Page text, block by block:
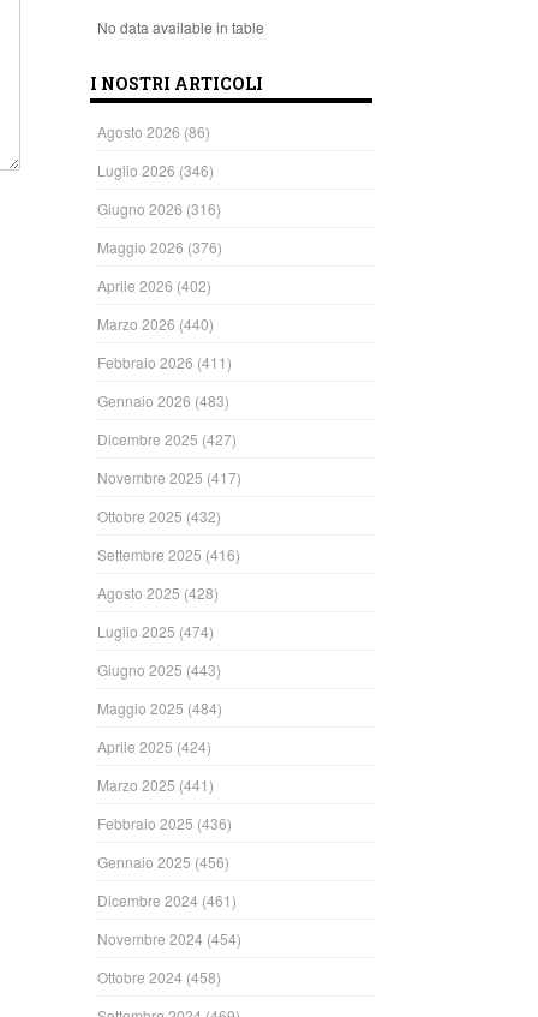
No data available in table
I NOSTRI ARTICOLI
Agosto 2026 (86)
Luglio 2026 (346)
Giugno 2026 (316)
Maggio 2026 (376)
Aprile 2026 (402)
Marzo 2026 (440)
Febbraio 2026 (411)
Gennaio 2026 (483)
Dicembre 2025 (427)
Novembre 2025 (417)
Ottobre 2025 (432)
Settembre 2025 (416)
Agosto 2025 (428)
Luglio 2025 (474)
Giugno 2025 (443)
Maggio 2025 (484)
Aprile 2025 (424)
Marzo 2025 (441)
Febbraio 2025 (436)
Gennaio 2025 (456)
Dicembre 2024 (461)
Novembre 2024 (454)
Ottobre 2024 (458)